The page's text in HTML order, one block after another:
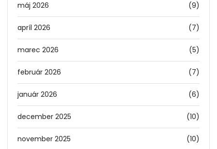
máj 2026 (9)
apríl 2026 (7)
marec 2026 (5)
február 2026 (7)
január 2026 (6)
december 2025 (10)
november 2025 (10)